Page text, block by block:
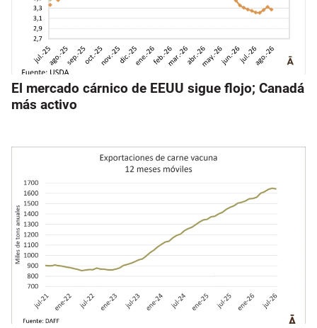
El mercado cárnico de EEUU sigue flojo; Canadá
más activo